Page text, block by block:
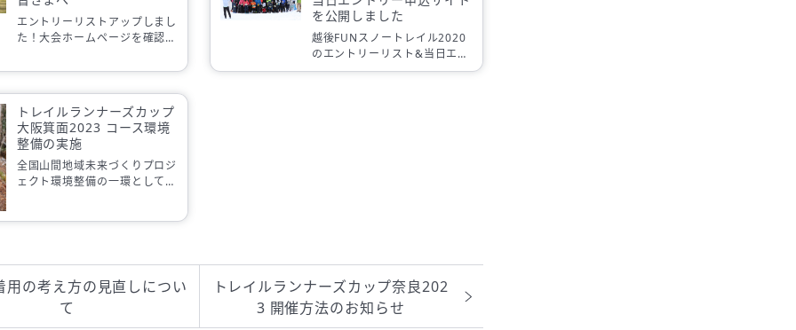
エントリーリストアップしまし
た！大会ホームページを確認く
レイルフェスタ2019 今週末20
[…]
を公開しました
越後FUNスノートレイル2020
のエントリーリスト&当日エン
トリー申込サイトを公開致しま
トレイルランナーズカップ
大阪箕面2023 コース環境
整備の実施
全国山間地域未来づくりプロジ
ェクト環境整備の一環として、
用の考え方の見直しについ
て
トレイルランナーズカップ奈良202
3 開催方法のお知らせ